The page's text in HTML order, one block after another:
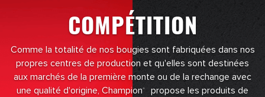
COMPÉTITION
Comme la totalité de nos bougies sont fabriquées dans nos
propres centres de production et qu'elles sont destinées
aux marchés de la première monte ou de la rechange avec
une qualité d'origine, Champion®
propose les produits de